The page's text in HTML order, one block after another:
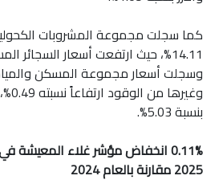
كما سجلت مجموعة المشروبات الكحولية
وسجلت أسعار مجموعة المسكن والمياه
بنسبة 5.03%.
0.11% انخفاض مؤشر غلاء
2025 مقارنة بالعام 2024